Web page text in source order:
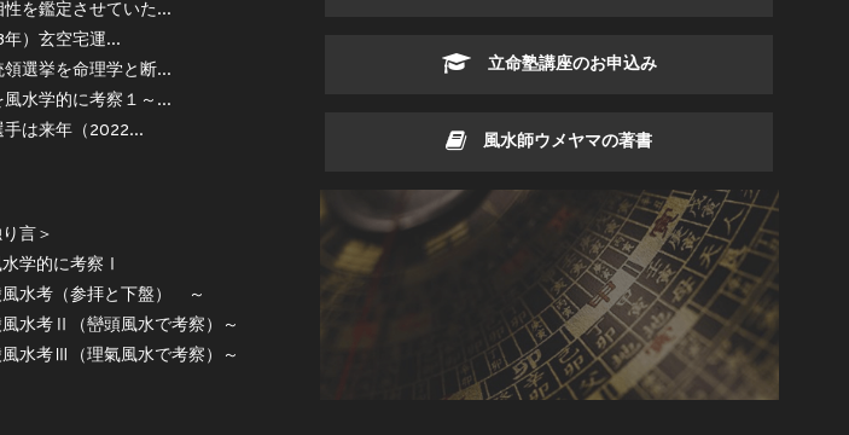
を鑑定させていた...
）玄空宅運...
選挙を命理学と断...
水学的に考察１～...
手は来年（2022...
言＞
学的に考察Ⅰ
水考（参拝と下盤） ～
水考Ⅱ（巒頭風水で考察）～
水考Ⅲ（理氣風水で考察）～
立命塾講座のお申込み
風水師ウメヤマの著書